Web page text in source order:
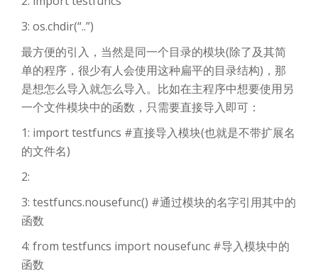
3: os.chdir(“..”)
最方便的引入，当然是同一个目录的模块(除了及其简
单的程序，很少有人会使用这种扁平的目录结构)，那
是想怎么导入就怎么导入。比如在主程序中想要使用另
一个文件模块中的函数，只需要直接导入即可：
1: import testfuncs #直接导入模块(也就是不带扩展名
的文件名)
2:
3: testfuncs.nousefunc() #通过模块的名字引用其中的
函数
4: from testfuncs import nousefunc #导入模块中的
函数